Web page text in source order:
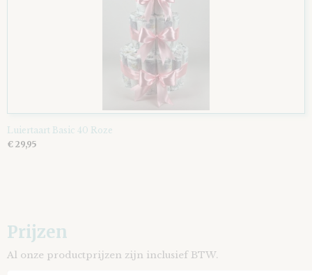
Luiertaart Basic 40 Roze
€ 29,95
Prijzen
Al onze productprijzen zijn inclusief BTW.